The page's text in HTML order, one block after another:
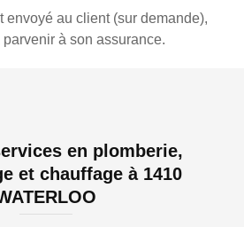
envoyé au client (sur demande),
à son assurance.
en plomberie,
et chauffage à 1410